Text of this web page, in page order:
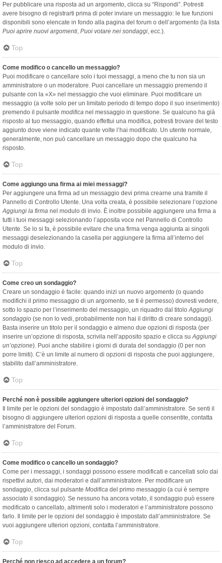
Per pubblicare una risposta ad un argomento, clicca su “Rispondi”. Potresti
avere bisogno di registrarti prima di poter inviare un messaggio: le tue funzioni
disponibili sono elencate in fondo alla pagina del forum o dell’argomento (la lista
Puoi aprire nuovi argomenti, Puoi votare nei sondaggi, ecc.).
Top
Come modifico o cancello un messaggio?
Puoi modificare o cancellare solo i tuoi messaggi, a meno che tu non sia un
amministratore o un moderatore. Puoi cancellare un messaggio premendo il
pulsante con la «X» nel messaggio che vuoi eliminare. Puoi modificare un
messaggio (a volte solo per un limitato periodo di tempo dopo il suo inserimento)
premendo il pulsante modifica nel messaggio in questione. Se qualcuno ha già
risposto al tuo messaggio, quando effettui una modifica, potresti trovare del testo
aggiunto dove viene indicato quante volte l’hai modificato. Un utente normale,
generalmente, non può cancellare un messaggio dopo che qualcuno ha
risposto.
Top
Come aggiungo una firma ai miei messaggi?
Per aggiungere una firma ad un messaggio devi prima crearne una tramite il
Pannello di Controllo Utente. Una volta creata, è possibile selezionare l’opzione
Aggiungi la firma nel modulo di invio. È inoltre possibile aggiungere una firma a
tutti i tuoi messaggi selezionando l’apposita voce nel Pannello di Controllo
Utente. Se lo si fa, è possibile evitare che una firma venga aggiunta ai singoli
messaggi deselezionando la casella per aggiungere la firma all’interno del
modulo di invio.
Top
Come creo un sondaggio?
Creare un sondaggio è facile: quando inizi un nuovo argomento (o quando
modifichi il primo messaggio di un argomento, se ti è permesso) dovresti vedere,
sotto lo spazio per l’inserimento del messaggio, un riquadro dal titoloAggiungi
sondaggio (se non lo vedi, probabilmente non hai il diritto di creare sondaggi).
Basta inserire un titolo per il sondaggio e almeno due opzioni di risposta (per
inserire un’opzione di risposta, scrivila nell’apposito spazio e clicca suAggiungi
un’opzione). Puoi anche stabilire i giorni di durata del sondaggio (0 per non
porre limiti). C’è un limite al numero di opzioni di risposta che puoi aggiungere,
stabilito dall’amministratore.
Top
Perché non è possibile aggiungere ulteriori opzioni del sondaggio?
Il limite per le opzioni del sondaggio è impostato dall’amministratore. Se senti il
bisogno di aggiungere ulteriori opzioni di risposta a quelle consentite, contatta
l’amministratore del Forum.
Top
Come modifico o cancello un sondaggio?
Come per i messaggi, i sondaggi possono essere modificati e cancellati solo dai
rispettivi autori, dai moderatori e dall’amministratore. Per modificare un
sondaggio, clicca sul pulsante Modifica del primo messaggio (a cui è sempre
associato il sondaggio). Se nessuno ha ancora votato, il sondaggio può essere
modificato o cancellato, altrimenti solo i moderatori e l’amministratore possono
farlo. Il limite per le opzioni del sondaggio è impostato dall’amministratore. Se
vuoi aggiungere ulteriori opzioni, contatta l’amministratore.
Top
Perché non riesco ad accedere a un forum?